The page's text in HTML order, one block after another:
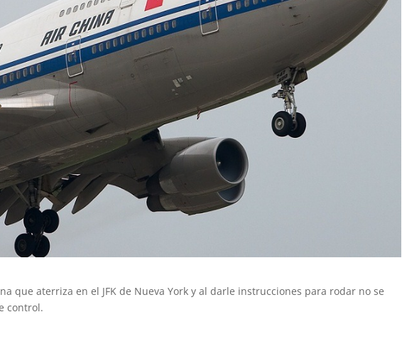
que aterriza en el JFK de Nueva York y al darle instrucciones para rodar no se
control.